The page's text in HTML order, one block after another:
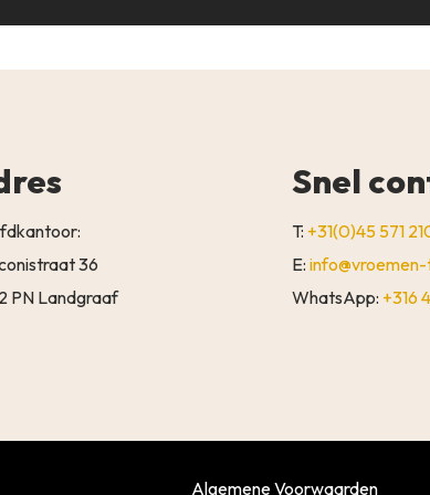
36
PN Landgraaf
Snel
T: +31(0)45 571
E:
WhatsApp: +316
Algemene Voorwaarden